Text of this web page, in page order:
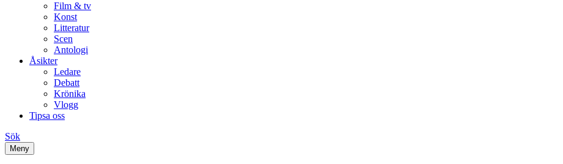
Film & tv
Konst
Litteratur
Scen
Antologi
Åsikter
Ledare
Debatt
Krönika
Vlogg
Tipsa oss
Sök
Meny